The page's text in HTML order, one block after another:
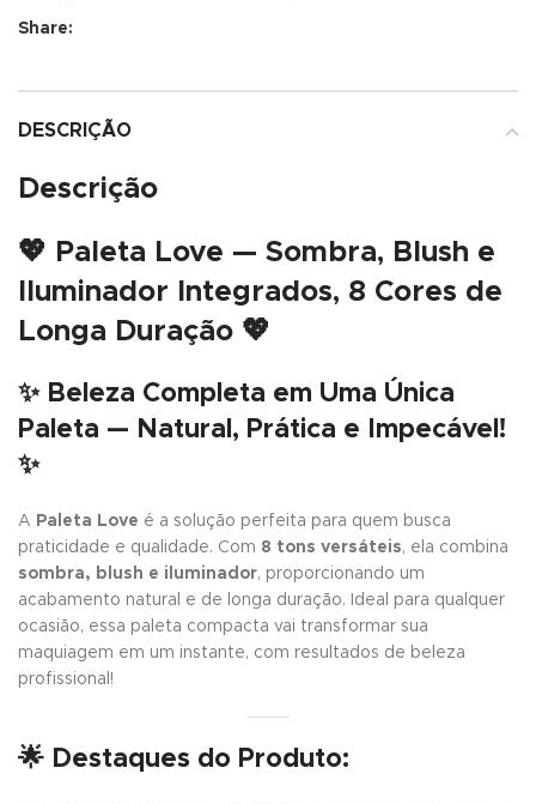
Share:
DESCRIÇÃO
Descrição
💖 Paleta Love — Sombra, Blush e
Iluminador Integrados, 8 Cores de
Longa Duração 💖
✨ Beleza Completa em Uma Única
Paleta — Natural, Prática e Impecável!
✨
A Paleta Love é a solução perfeita para quem busca
praticidade e qualidade. Com 8 tons versáteis, ela combina
sombra, blush e iluminador, proporcionando um
acabamento natural e de longa duração. Ideal para qualquer
ocasião, essa paleta compacta vai transformar sua
maquiagem em um instante, com resultados de beleza
profissional!
🌟 Destaques do Produto: